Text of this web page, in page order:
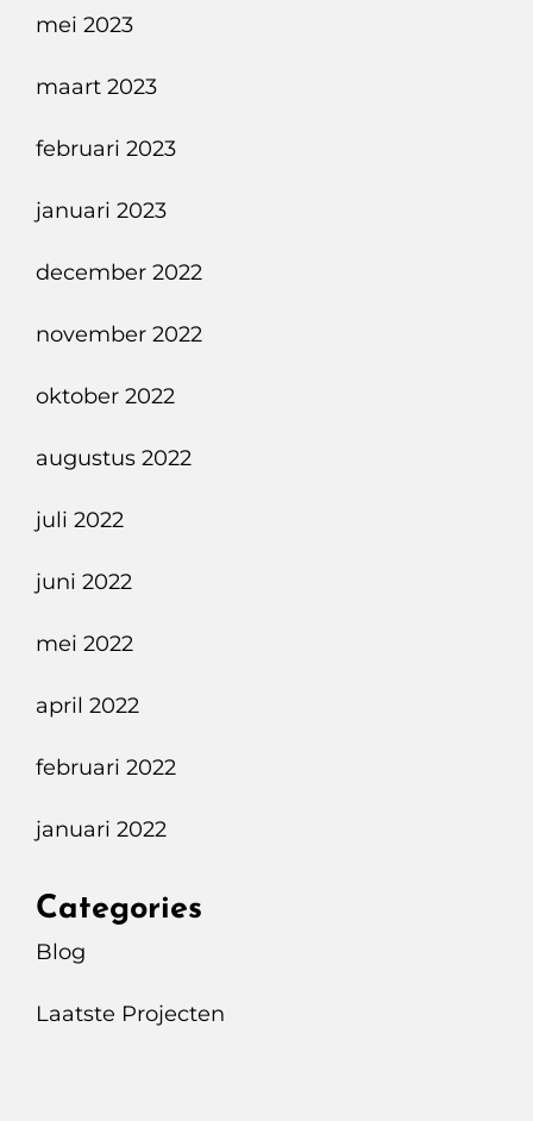
mei 2023
maart 2023
februari 2023
januari 2023
december 2022
november 2022
oktober 2022
augustus 2022
juli 2022
juni 2022
mei 2022
april 2022
februari 2022
januari 2022
Categories
Blog
Laatste Projecten